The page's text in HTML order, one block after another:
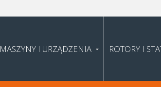
MASZYNY I URZĄDZENIA ROTORY I